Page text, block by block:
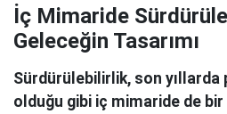
İç Mimaride
Geleceğin Tasarımı
Sürdürülebilirlik, son
olduğu gibi iç mimaride de